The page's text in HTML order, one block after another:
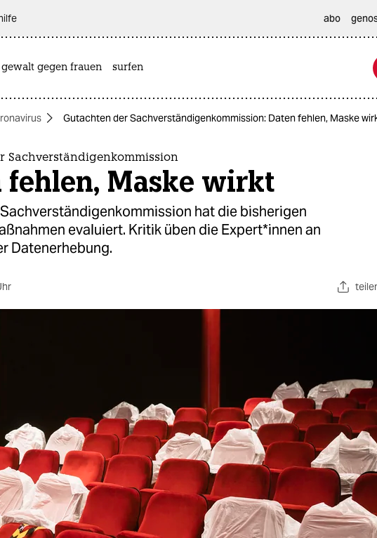
abo
gewalt gegen frauen surfen
Gutachten der Sachverständigenkommission: Daten fehlen, Maske
Sachverständigenkommission
fehlen, Maske wirkt
hat die bisherigen
evaluiert. Kritik üben die Ex­per­t*in­nen an
Datenerhebung.